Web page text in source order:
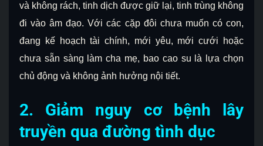
và không rách, tinh dịch được giữ lại, tinh trùng không
đi vào âm đạo. Với các cặp đôi chưa muốn có con,
đang kế hoạch tài chính, mới yêu, mới cưới hoặc
chưa sẵn sàng làm cha mẹ, bao cao su là lựa chọn
chủ động và không ảnh hưởng nội tiết.
2. Giảm nguy cơ bệnh lây
truyền qua đường tình dục